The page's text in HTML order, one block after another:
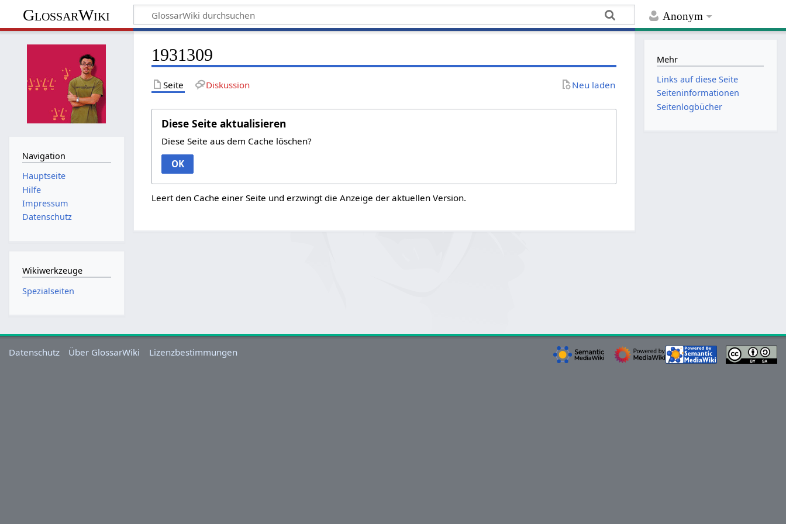
Anonym
GlossarWiki
1931309
Seite Diskussion Neu laden
Diese Seite aktualisieren
Diese Seite aus dem Cache löschen?
OK
Leert den Cache einer Seite und erzwingt die Anzeige der aktuellen Version.
Navigation
Hauptseite
Hilfe
Impressum
Datenschutz
Wikiwerkzeuge
Spezialseiten
Mehr
Links auf diese Seite
Seiten­­informationen
Seitenlogbücher
Datenschutz Über GlossarWiki Lizenzbestimmungen